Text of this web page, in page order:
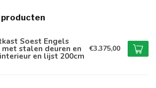
Soest Engels
met stalen deuren en
en lijst 200cm
€3.375,00